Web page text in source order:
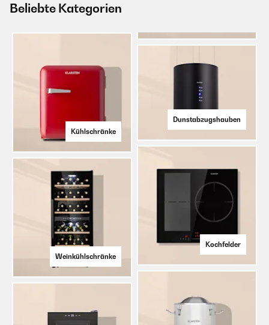
Beliebte Kategorien
Kühlschränke
Weinkühlschränke
Dunstabzugshauben
Kochfelder